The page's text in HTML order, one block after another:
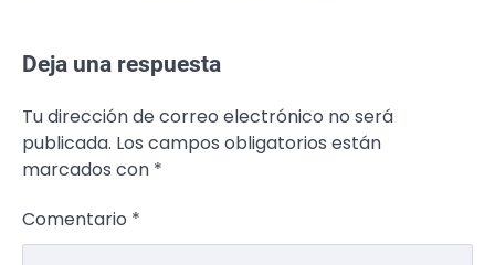
Deja una respuesta
Tu dirección de correo electrónico no será
publicada. Los campos obligatorios están
marcados con *
Comentario *